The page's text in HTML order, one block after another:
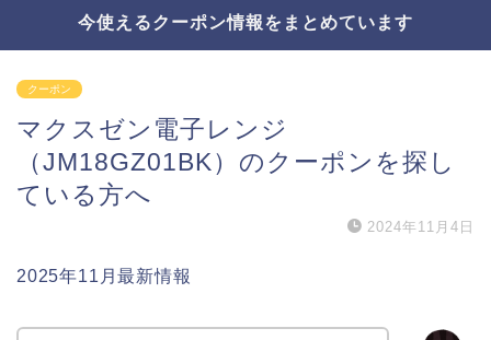
今使えるクーポン情報をまとめています
クーポン
マクスゼン電子レンジ
（JM18GZ01BK）のクーポンを探し
ている方へ
2024年11月4日
2025年11月最新情報